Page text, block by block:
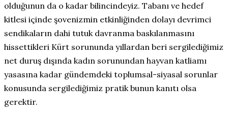
olduğunun da o kadar bilincindeyiz. Tabanı ve hedef
kitlesi içinde şovenizmin etkinliğinden dolayı devrimci
sendikaların dahi tutuk davranma baskılanmasını
hissettikleri Kürt sorununda yıllardan beri sergilediğimiz
net duruş dışında kadın sorunundan hayvan katliamı
yasasına kadar gündemdeki toplumsal-siyasal sorunlar
konusunda sergilediğimiz pratik bunun kanıtı olsa
gerektir.